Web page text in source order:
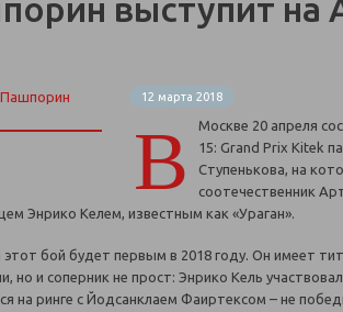
выступит на
12 марта 2018
В
Москве 20 апреля
15: Grand Prix Kitek
Ступенькова, на
соотечественник
Энрико Келем, известным как «Ураган».
бой будет первым в 2018 году. Он имеет
но и соперник не прост: Энрико Кель
на ринге с Йодсанклаем Фаиртексом – не